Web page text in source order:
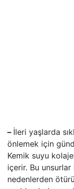
– İleri yaşlarda
önlemek için
Kemik suyu
içerir. Bu
nedenlerden